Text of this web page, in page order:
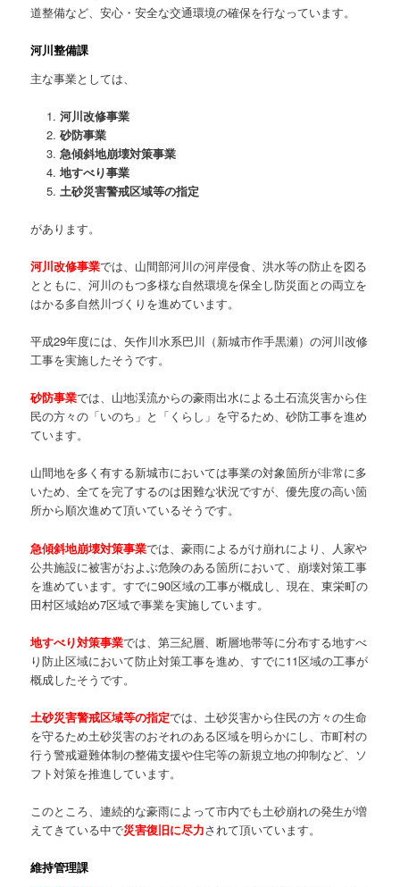
道整備など、安心・安全な交通環境の確保を行なっています。
河川整備課
主な事業としては、
河川改修事業
砂防事業
急傾斜地崩壊対策事業
地すべり事業
土砂災害警戒区域等の指定
があります。
河川改修事業では、山間部河川の河岸侵食、洪水等の防止を図る
とともに、河川のもつ多様な自然環境を保全し防災面との両立を
はかる多自然川づくりを進めています。
平成29年度には、矢作川水系巴川（新城市作手黒瀬）の河川改修
工事を実施したそうです。
砂防事業では、山地渓流からの豪雨出水による土石流災害から住
民の方々の「いのち」と「くらし」を守るため、砂防工事を進め
ています。
山間地を多く有する新城市においては事業の対象箇所が非常に多
いため、全てを完了するのは困難な状況ですが、優先度の高い箇
所から順次進めて頂いているそうです。
急傾斜地崩壊対策事業では、豪雨によるがけ崩れにより、人家や
公共施設に被害がおよぶ危険のある箇所において、崩壊対策工事
を進めています。すでに90区域の工事が概成し、現在、東栄町の
田村区域始め7区域で事業を実施しています。
地すべり対策事業では、第三紀層、断層地帯等に分布する地すべ
り防止区域において防止対策工事を進め、すでに11区域の工事が
概成したそうです。
土砂災害警戒区域等の指定では、土砂災害から住民の方々の生命
を守るため土砂災害のおそれのある区域を明らかにし、市町村の
行う警戒避難体制の整備支援や住宅等の新規立地の抑制など、ソ
フト対策を推進しています。
このところ、連続的な豪雨によって市内でも土砂崩れの発生が増
えてきている中で災害復旧に尽力されて頂いています。
維持管理課